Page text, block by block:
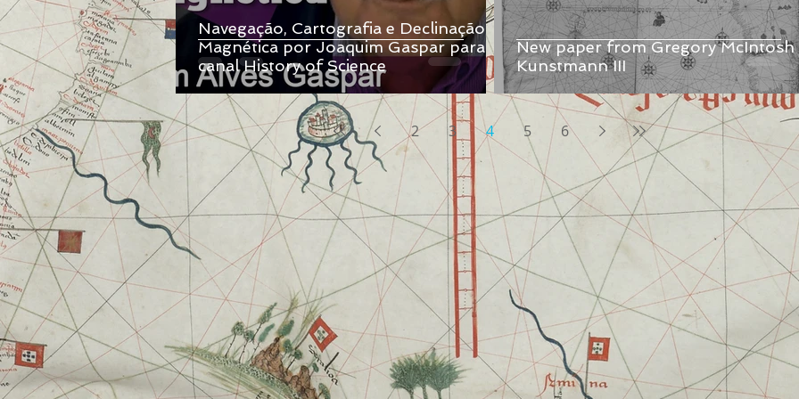
Navegação, Cartografia e Declinação
Magnética por Joaquim Gaspar para o
canal History of Science
New paper from Gregory McIntosh
Kunstmann III
2 3 4 5 6